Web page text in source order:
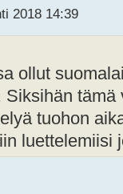
2018 14:39
ollut
tuohon
luettelemiisi